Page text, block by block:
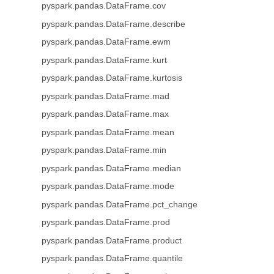
pyspark.pandas.DataFrame.cov
pyspark.pandas.DataFrame.describe
pyspark.pandas.DataFrame.ewm
pyspark.pandas.DataFrame.kurt
pyspark.pandas.DataFrame.kurtosis
pyspark.pandas.DataFrame.mad
pyspark.pandas.DataFrame.max
pyspark.pandas.DataFrame.mean
pyspark.pandas.DataFrame.min
pyspark.pandas.DataFrame.median
pyspark.pandas.DataFrame.mode
pyspark.pandas.DataFrame.pct_change
pyspark.pandas.DataFrame.prod
pyspark.pandas.DataFrame.product
pyspark.pandas.DataFrame.quantile